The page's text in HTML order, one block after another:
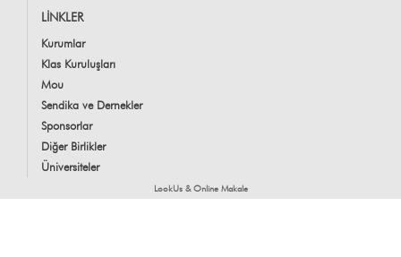
LİNKLER
Kurumlar
Klas Kuruluşları
Mou
Sendika ve Dernekler
Sponsorlar
Diğer Birlikler
Üniversiteler
LookUs&Online Makale